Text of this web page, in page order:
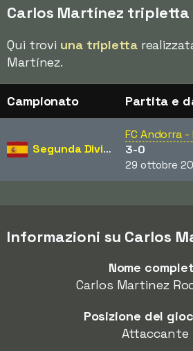
Carlos Martínez tripletta
Qui trovi una tripletta
Martínez.
Campionato Partita e
Segunda División
FC Andorra
3-0
29 ottobre
Informazioni su Carlos
Nome
Carlos Martinez
Posizione del
Attaccante